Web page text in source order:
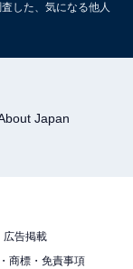
のいずれかの
は該当ツイ
タンを押すだけ
ついては、
した、気になる他人
Japan
広告掲載
商標・免責事項